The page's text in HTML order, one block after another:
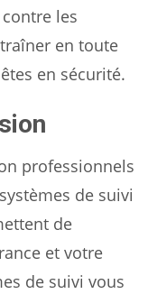
les
en toute
en sécurité.
professionnels
de suivi
de
et votre
de suivi vous